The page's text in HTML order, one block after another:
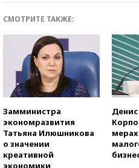
СМОТРИТЕ ТАКЖЕ:
Замминистра
экономразвития
Татьяна Илюшникова
о значении
креативной
экономики